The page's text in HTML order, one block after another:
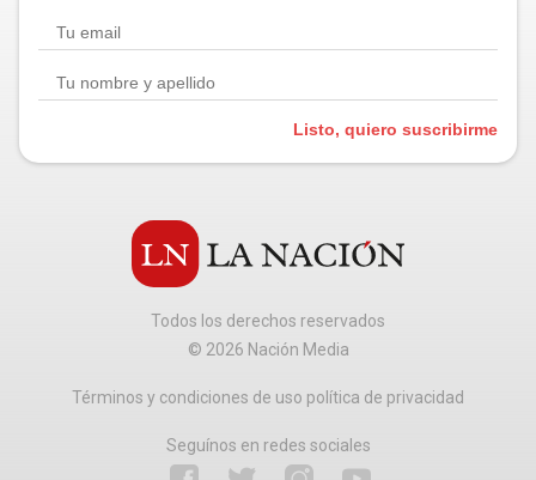
Listo, quiero suscribirme
Todos los derechos reservados
© 2026 Nación Media
Términos y condiciones de uso política de privacidad
Seguínos en redes sociales